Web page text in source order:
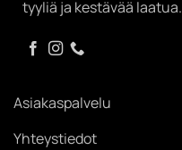
tyyliä ja kestävää laatua.
Asiakaspalvelu
Yhteystiedot